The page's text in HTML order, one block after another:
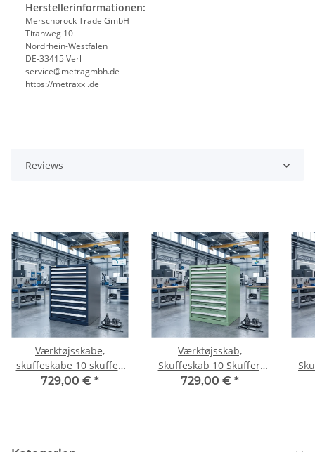
Herstellerinformationen:
Merschbrock Trade GmbH
Titanweg 10
Nordrhein-Westfalen
DE-33415 Verl
service@metragmbh.de
https://metraxxl.de
Reviews
Værktøjsskabe,
skuffeskabe 10 skuffer,
blå
729,00 € *
Værktøjsskab,
Skuffeskab 10 Skuffer,
grøn
729,00 € *